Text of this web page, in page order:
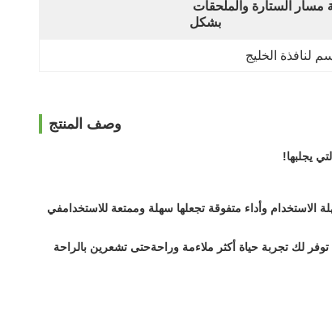
بشكل
وصف المنتج
يجلبها!
الاستخدام وأداء متفوقة تجعلها سهلة وممتعة للاستخدامفي
توفر لك تجربة حياة أكثر ملاءمة وراحةحتى تشعرين بالراحة